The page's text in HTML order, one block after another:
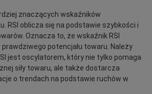
znaczących wskaźników
RSI oblicza się na podstawie szybkości i
Oznacza to, że wskaźnik RSI
potencjału towaru. Należy
jest oscylatorem, który nie tylko pomaga
siły towaru, ale także dostarcza
o trendach na podstawie ruchów w